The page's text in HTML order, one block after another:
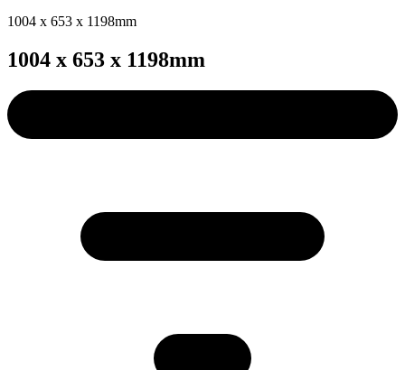
1004 x 653 x 1198mm
1004 x 653 x 1198mm